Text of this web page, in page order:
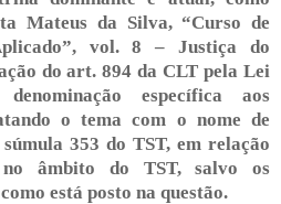
Mateus da Silva, “Curso de
vol. 8 – Justiça do
do art. 894 da CLT pela Lei
específica aos
o tema com o nome de
353 do TST, em relação
no âmbito do TST, salvo os
está posto na questão.